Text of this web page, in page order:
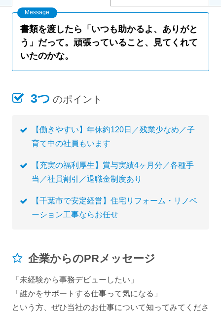
書類を渡したら「いつも助かるよ、ありがと
う」だって。頑張っていること、見てくれて
いたのかな。
3つ のポイント
【働きやすい】年休約120日／残業少なめ／子
育て中の社員もいます
【充実の福利厚生】賞与実績4ヶ月分／各種手
当／社員割引／退職金制度あり
【千葉市で安定経営】住宅リフォーム・リノベ
ーション工事ならお任せ
企業からのPRメッセージ
「未経験から事務デビューしたい」
「誰かをサポートする仕事って気になる」
という方、ぜひ当社のお仕事について知ってみてくださ